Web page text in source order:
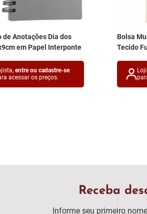
de Anotações Dia dos
em Papel Interponte
entre ou cadastre-se
acessar os preços.
Bolsa
Tecido
Receba